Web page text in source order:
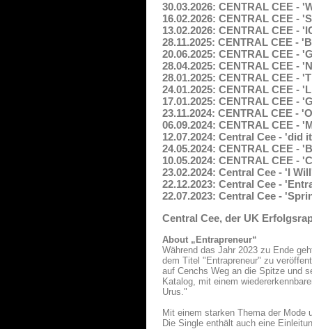
30.03.2026: CENTRAL CEE -
16.02.2026: CENTRAL CEE -
13.02.2026: CENTRAL CEE -
28.11.2025: CENTRAL CEE -
20.06.2025: CENTRAL CEE -
28.04.2025: CENTRAL CEE -
28.01.2025: CENTRAL CEE -
24.01.2025: CENTRAL CEE -
17.01.2025: CENTRAL CEE -
23.11.2024: CENTRAL CEE -
06.09.2024: CENTRAL CEE -
12.07.2024: Central Cee -
24.05.2024: CENTRAL CEE -
10.05.2024: CENTRAL CEE -
23.02.2024: Central Cee - 'I
22.12.2023: Central Cee -
22.07.2023: Central Cee -
Central Cee, der UK
About „Entrapreneur“
Während das Jahr 2023 zu Ende
dem Titel "Entrapreneur" zu
auf Cenchs Weg an die Spitze und
Katalog, mit einem
Urus."
Mit einem starken Thema der Mode
Die Single enthält auch eine